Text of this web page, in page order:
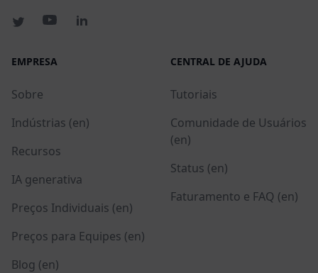
EMPRESA
Sobre
Indústrias (en)
Recursos
IA generativa
Preços Individuais (en)
Preços para Equipes (en)
Blog (en)
CENTRAL DE AJUDA
Tutoriais
Comunidade de Usuários
(en)
Status (en)
Faturamento e FAQ (en)